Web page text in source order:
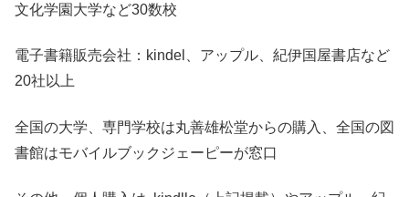
文化学園大学など30数校
電子書籍販売会社：kindel、アップル、紀伊国屋書店など
20社以上
全国の大学、専門学校は丸善雄松堂からの購入、全国の図
書館はモバイルブックジェーピーが窓口